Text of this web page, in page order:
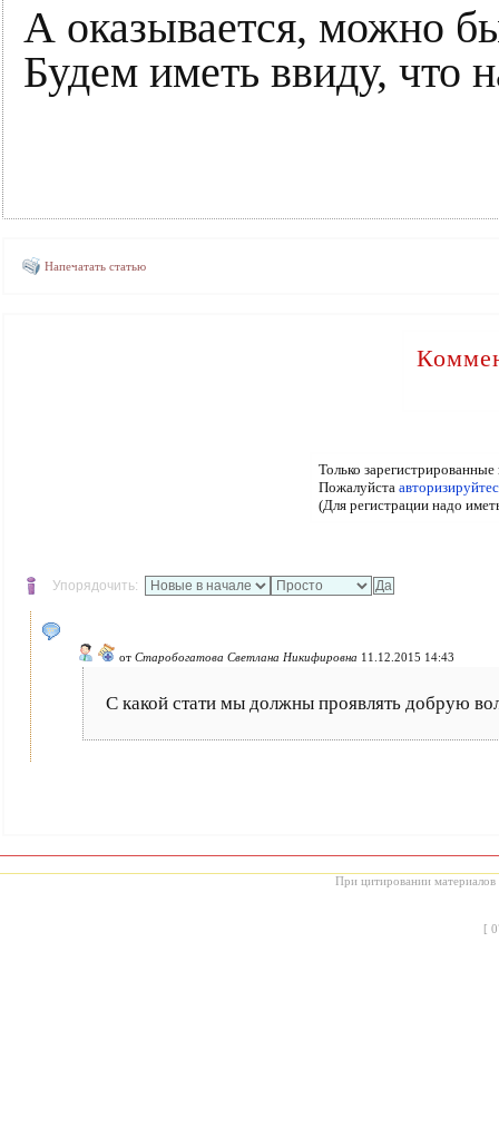
А оказывается, можно
Будем иметь ввиду, что
Напечатать статью
Только
Пожалуйста
(Для регистрации надо
Упорядочить:
от Старобогатова Светлана Никифировна 11.12.2015 14:43
С какой стати мы должны проявлять добрую
При цитировании материалов
[